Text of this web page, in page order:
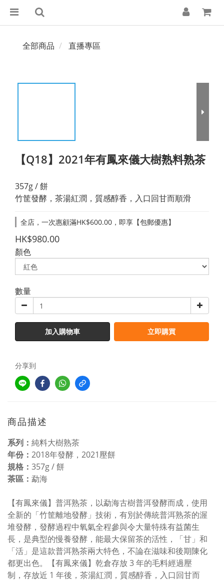
全部商品 直播專區
【Q18】2021年有鳳來儀大樹熟料熟茶
357g / 餅
竹筐發酵，茶湯紅潤，質感醇香，入口回甘而順滑
全店，一次惠顧滿HK$600.00，即享【包郵優惠】
HK$980.00
顏色
數量
加入購物車 立即購買
分享到
商品描述
系列： 純料大樹熟茶
年份： 2018年發酵，2021壓餅
規格： 357g / 餅
茶區： 勐海
【有鳳來儀】普洱熟茶，以勐海古樹普洱發酵而成，使用
全新的「竹筐離地發酵」技術，有別於傳統普洱熟茶的渥
堆發酵，發酵過程中氧氣全程參與令大量特殊有益菌生
長，是典型的慢養發酵，能最大保留茶的活性，「甘」和
「活」是這款普洱熟茶兩大特色，不論在滋味和後期陳化
都更出色。【有鳳來儀】乾倉存放 3 年的毛料經過壓
制，存放近 1 年後，茶湯紅潤，質感醇香，入口回甘而